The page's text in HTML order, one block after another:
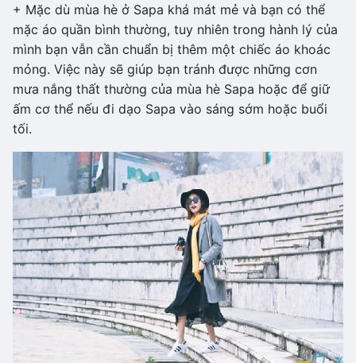
+ Mặc dù mùa hè ở Sapa khá mát mẻ và bạn có thể
mặc áo quần bình thường, tuy nhiên trong hành lý của
mình bạn vẫn cần chuẩn bị thêm một chiếc áo khoác
mỏng. Việc này sẽ giúp bạn tránh được những cơn
mưa nắng thất thường của mùa hè Sapa hoặc để giữ
ấm cơ thể nếu đi dạo Sapa vào sáng sớm hoặc buổi
tối.